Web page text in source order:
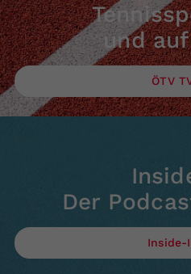
und
ÖTV
Der
Inside-